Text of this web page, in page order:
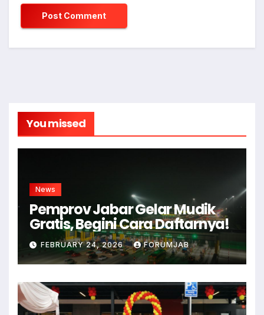
You missed
News
Pemprov Jabar Gelar Mudik
Gratis, Begini Cara Daftarnya!
FEBRUARY 24, 2026 FORUMJAB